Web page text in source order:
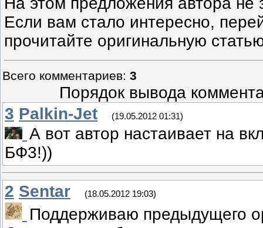
Если вам стало интересно,
прочитайте оригинальную
Всего комментариев: 3
Порядок вывода
3 Palkin-Jet (19.05.2012 01:31)
А вот автор настаивает на
БФ3!))
2 Sentar (18.05.2012 19:03)
Поддерживаю предыдущего